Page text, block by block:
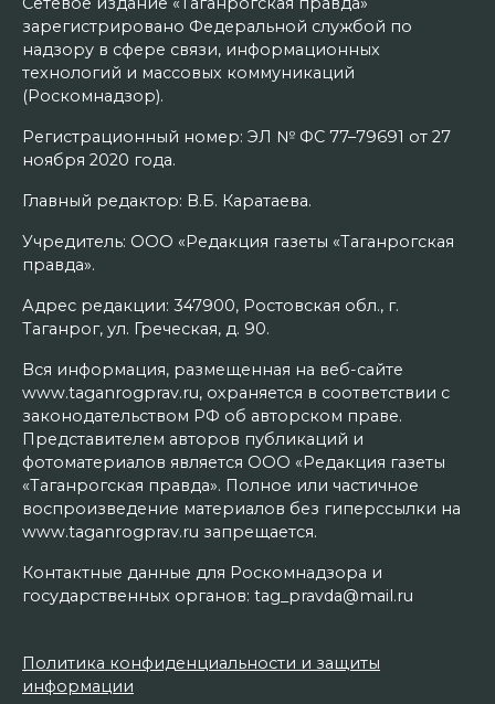
зарегистрировано Федеральной службой по
надзору в сфере связи, информационных
технологий и массовых коммуникаций
(Роскомнадзор).
Регистрационный номер: ЭЛ № ФС 77–79691 от 27
ноября 2020 года.
Главный редактор: В.Б. Каратаева.
Учредитель: ООО «Редакция газеты «Таганрогская
правда».
Адрес редакции: 347900, Ростовская обл., г.
Таганрог, ул. Греческая, д. 90.
Вся информация, размещенная на веб-сайте
www.taganrogprav.ru, охраняется в соответствии с
законодательством РФ об авторском праве.
Представителем авторов публикаций и
фотоматериалов является ООО «Редакция газеты
«Таганрогская правда». Полное или частичное
воспроизведение материалов без гиперссылки на
www.taganrogprav.ru запрещается.
Контактные данные для Роскомнадзора и
государственных органов: tag_pravda@mail.ru
Политика конфиденциальности и защиты
информации